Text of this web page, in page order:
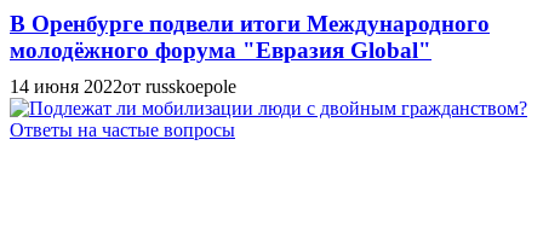
В Оренбурге подвели итоги Международного
молодёжного форума "Евразия Global"
14 июня 2022от russkoepole